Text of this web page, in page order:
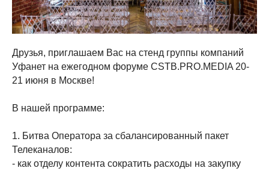
Друзья, приглашаем Вас на стенд группы компаний
Уфанет на ежегодном форуме CSTB.PRO.MEDIA 20-
21 июня в Москве!
В нашей программе:
1. Битва Оператора за сбалансированный пакет
Телеканалов:
- как отделу контента сократить расходы на закупку